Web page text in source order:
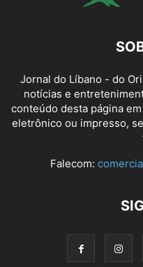
Jornal do Líbano - do
notícias e
conteúdo desta página
eletrônico ou impresso,
Falecom: